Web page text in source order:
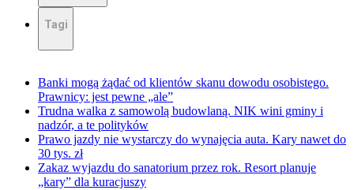
Tagi
Banki mogą żądać od klientów skanu dowodu osobistego.
Prawnicy: jest pewne „ale”
Trudna walka z samowolą budowlaną. NIK wini gminy i
nadzór, a te polityków
Prawo jazdy nie wystarczy do wynajęcia auta. Kary nawet do
30 tys. zł
Zakaz wyjazdu do sanatorium przez rok. Resort planuje
„kary” dla kuracjuszy